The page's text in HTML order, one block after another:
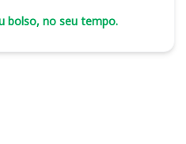
bolso, no seu tempo.